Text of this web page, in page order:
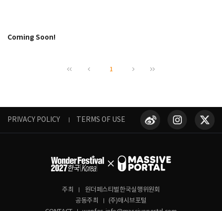
Coming Soon!
1
PRIVACY POLICY TERMS OF USE
주최
원더페스티벌한국실행위원회
공동주최
(주)매시브포털